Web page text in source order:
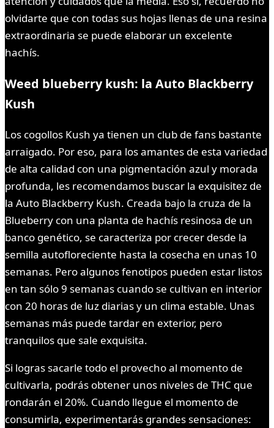
olvidarte que con todas sus hojas llenas de una resina
extraordinaria se puede elaborar un excelente
hachís.
Weed blueberry kush: la Auto Blackberry
Kush
Los cogollos Kush ya tienen un club de fans bastante
arraigado. Por eso, para los amantes de esta variedad
de alta calidad con una pigmentación azul y morada
profunda, les recomendamos buscar la exquisitez de
la Auto Blackberry Kush. Creada bajo la cruza de la
Blueberry con una planta de hachís resinosa de un
banco genético, se caracteriza por crecer desde la
semilla autofloreciente hasta la cosecha en unas 10
semanas. Pero algunos fenotipos pueden estar listos
en tan sólo 9 semanas cuando se cultivan en interior
con 20 horas de luz diarias y un clima estable. Unas
semanas más puede tardar en exterior, pero
tranquilos que sale exquisita.
Si logras sacarle todo el provecho al momento de
cultivarla, podrás obtener unos niveles de THC que
rondarán el 20%. Cuando llegue el momento de
consumirla, experimentarás grandes sensaciones: